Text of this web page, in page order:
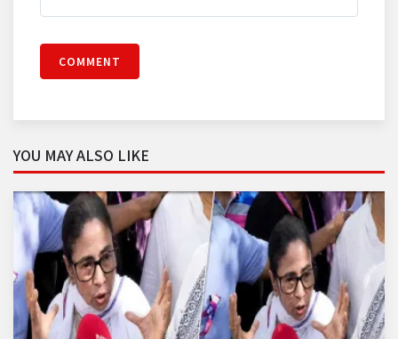
COMMENT
YOU MAY ALSO LIKE